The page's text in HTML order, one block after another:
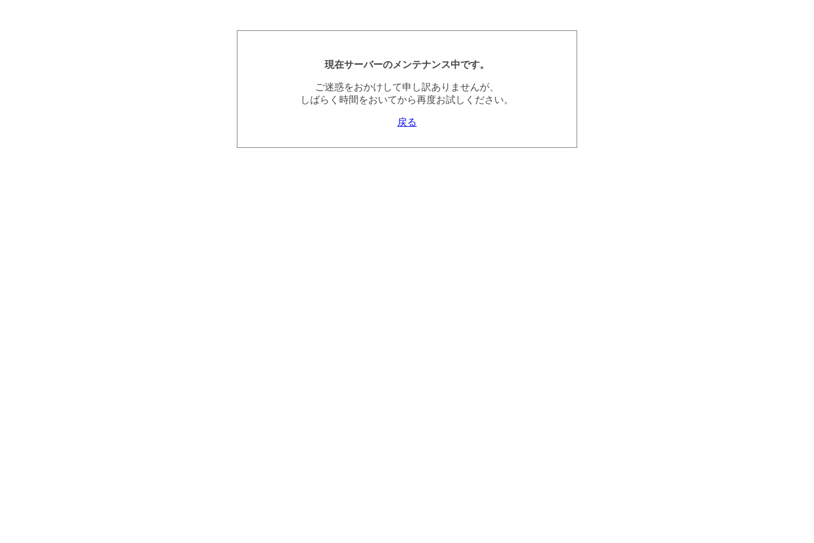
現在サーバーのメンテナンス中です。
ご迷惑をおかけして申し訳ありませんが、
しばらく時間をおいてから再度お試しください。
戻る